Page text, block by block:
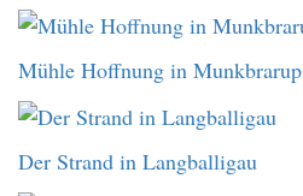
Mühle Hoffnung in Munkbrarup
Der Strand in Langballigau